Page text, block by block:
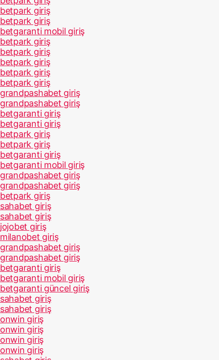
betpark giriş
betpark giriş
betgaranti mobil giriş
betpark giriş
betpark giriş
betpark giriş
betpark giriş
betpark giriş
grandpashabet giriş
grandpashabet giriş
betgaranti giriş
betgaranti giriş
betpark giriş
betpark giriş
betgaranti giriş
betgaranti mobil giriş
grandpashabet giriş
grandpashabet giriş
betpark giriş
sahabet giriş
sahabet giriş
jojobet giriş
milanobet giriş
grandpashabet giriş
grandpashabet giriş
betgaranti giriş
betgaranti mobil giriş
betgaranti güncel giriş
sahabet giriş
sahabet giriş
onwin giriş
onwin giriş
onwin giriş
onwin giriş